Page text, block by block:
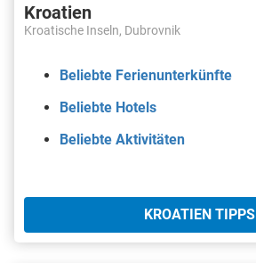
Kroatien
Kroatische Inseln, Dubrovnik
Beliebte Ferienunterkünfte
Beliebte Hotels
Beliebte Aktivitäten
KROATIEN TIPPS